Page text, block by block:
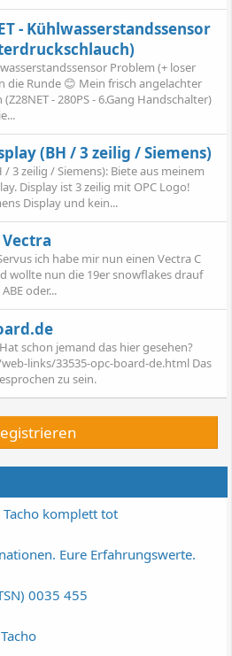
- Kühlwasserstandssensor
Problem (+ loser
die Runde 😊 Mein frisch angelachter
- 280PS - 6.Gang Handschalter)
(BH / 3 zeilig / Siemens)
/ 3 zeilig / Siemens): Biete aus meinem
Display ist 3 zeilig mit OPC Logo!
Display und kein...
ich habe mir nun einen Vectra C
wollte nun die 19er snowflakes drauf
oder...
schon jemand das hier gesehen?
links/33535-opc-board-de.html Das
zu sein.
Tacho komplett tot
Eure Erfahrungswerte.
0035 455